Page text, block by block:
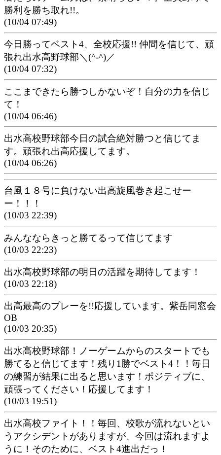
勝利を勝ち取れ!!。
(10/04 07:49)
今日勝ってベスト4、全校応援!! 仲間を信じて、頑
張れ出水高野球部＼(^-^)／
(10/04 07:32)
ここまできたら勝つしかないぞ！自分の力を信じ
て！
(10/04 06:46)
出水高校野球部今日の試合絶対勝つと信じてま
す。頑張れ出高応援してます。
(10/04 06:26)
台風１８号に負けない出高旋風巻き起こせー
ー！！！
(10/03 22:39)
みんなならきっと勝てるって信じてます
(10/03 22:23)
出水高校野球部の明日の活躍を期待してます！
(10/03 22:18)
出高最高のプレーを!!応援しています。紫岳同窓会
OB
(10/03 20:35)
出水高校野球部！ノーゲームからのスタートでも
勝てると信じてます！残り1勝でベスト4！！毎日
の練習が結果に出ると思います！ポジティブに、
頑張ってください！応援してます！
(10/03 19:51)
出水高校ファイト！！毎回、校歌が流れないとい
うアクシデントがありますが、今回は流れますよ
うに！そのために、ベスト4進出だっ！